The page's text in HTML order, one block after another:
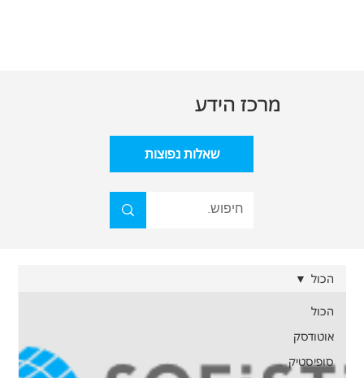
מרכז הידע
שאלות נפוצות
הכול
אוטודסק
סופיסטיק
הכול